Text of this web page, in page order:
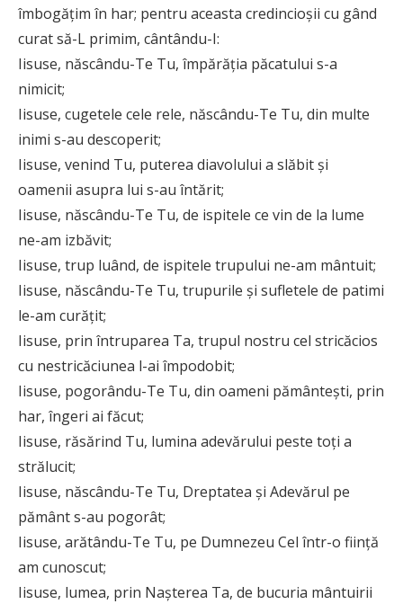
îmbogăţim în har; pentru aceasta credincioşii cu gând
curat să-L primim, cântându-I:
Iisuse, născându-Te Tu, împărăţia păcatului s-a
nimicit;
Iisuse, cugetele cele rele, născându-Te Tu, din multe
inimi s-au descoperit;
Iisuse, venind Tu, puterea diavolului a slăbit şi
oamenii asupra lui s-au întărit;
Iisuse, născându-Te Tu, de ispitele ce vin de la lume
ne-am izbăvit;
Iisuse, trup luând, de ispitele trupului ne-am mântuit;
Iisuse, născându-Te Tu, trupurile şi sufletele de patimi
le-am curăţit;
Iisuse, prin întruparea Ta, trupul nostru cel stricăcios
cu nestricăciunea l-ai împodobit;
Iisuse, pogorându-Te Tu, din oameni pământeşti, prin
har, îngeri ai făcut;
Iisuse, răsărind Tu, lumina adevărului peste toţi a
strălucit;
Iisuse, născându-Te Tu, Dreptatea şi Adevărul pe
pământ s-au pogorât;
Iisuse, arătându-Te Tu, pe Dumnezeu Cel într-o fiinţă
am cunoscut;
Iisuse, lumea, prin Naşterea Ta, de bucuria mântuirii